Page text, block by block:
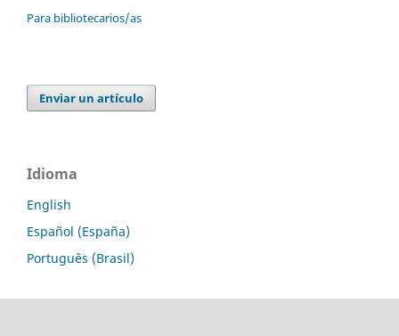
Para bibliotecarios/as
Enviar un artículo
Idioma
English
Español (España)
Português (Brasil)